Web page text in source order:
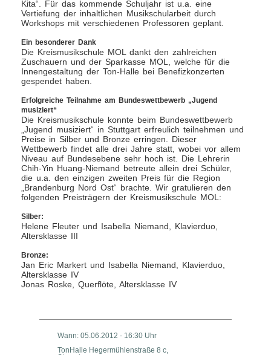
Kita“. Für das kommende Schuljahr ist u.a. eine
Vertiefung der inhaltlichen Musikschularbeit durch
Workshops mit verschiedenen Professoren geplant.
Ein besonderer Dank
Die Kreismusikschule MOL dankt den zahlreichen
Zuschauern und der Sparkasse MOL, welche für die
Innengestaltung der Ton-Halle bei Benefizkonzerten
gespendet haben.
Erfolgreiche Teilnahme am Bundeswettbewerb „Jugend
musiziert“
Die Kreismusikschule konnte beim Bundeswettbewerb
„Jugend musiziert“ in Stuttgart erfreulich teilnehmen und
Preise in Silber und Bronze erringen. Dieser
Wettbewerb findet alle drei Jahre statt, wobei vor allem
Niveau auf Bundesebene sehr hoch ist. Die Lehrerin
Chih-Yin Huang-Niemand betreute allein drei Schüler,
die u.a. den einzigen zweiten Preis für die Region
„Brandenburg Nord Ost“ brachte. Wir gratulieren den
folgenden Preisträgern der Kreismusikschule MOL:
Silber:
Helene Fleuter und Isabella Niemand, Klavierduo,
Altersklasse III
Bronze:
Jan Eric Markert und Isabella Niemand, Klavierduo,
Altersklasse IV
Jonas Roske, Querflöte, Altersklasse IV
Wann: 05.06.2012 - 16:30 Uhr
TonHalle Hegermühlenstraße 8 c,